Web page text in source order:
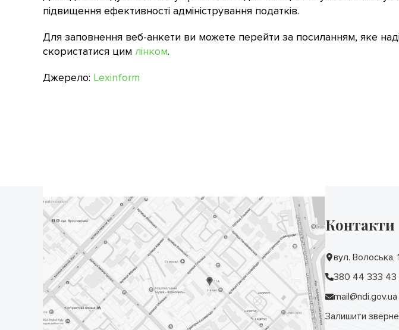
підвищення ефективності адміністрування податків.
Для заповнення веб-анкети ви можете перейти за посиланням, яке
скористатися цим лінком.
Джерело: Lexinform
Контакти
вул. Волоська,
380 44 333 43
mail@ndi.gov.ua
Залишити